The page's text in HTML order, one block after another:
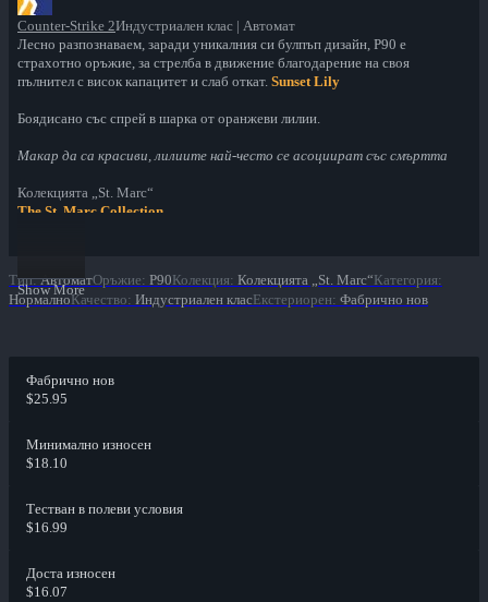
Counter-Strike 2Индустриален клас | Автомат
Лесно разпознаваем, заради уникалния си булпъп дизайн, P90 е
страхотно оръжие, за стрелба в движение благодарение на своя
пълнител с висок капацитет и слаб откат. Sunset Lily
Боядисано със спрей в шарка от оранжеви лилии.
Макар да са красиви, лилиите най-често се асоциират със смъртта
Колекцията „St. Marc“
The St. Marc Collection
Show More
Тип: АвтоматОръжие: P90Колекция: Колекцията „St. Marc“Категория:
НормалноКачество: Индустриален класЕкстериорен: Фабрично нов
Фабрично нов
$25.95
Минимално износен
$18.10
Тестван в полеви условия
$16.99
Доста износен
$16.07